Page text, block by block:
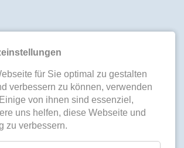
für Sie optimal zu gestalten
verbessern zu können, verwenden
von ihnen sind essenziel,
uns helfen, diese Webseite und
zu verbessern.